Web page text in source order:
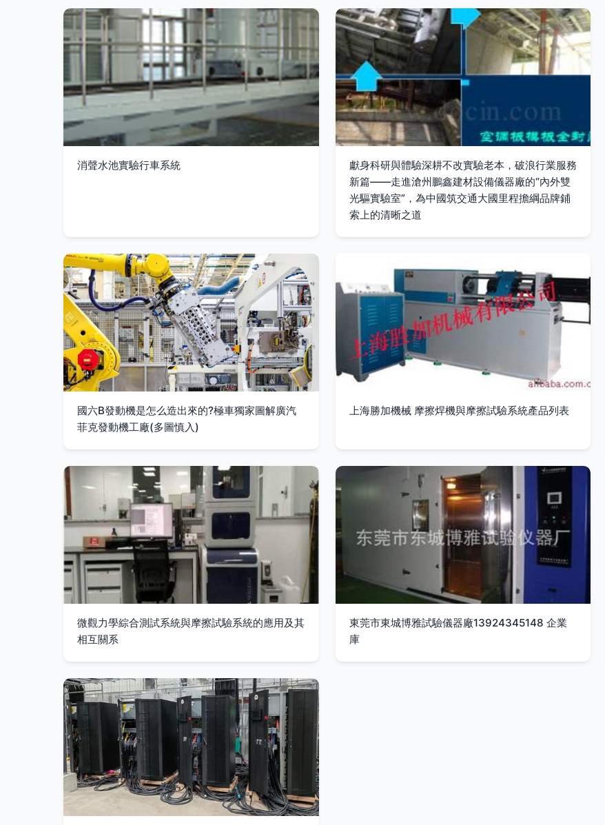
消聲水池實驗行車系統
獻身科研與體驗深耕不改實驗老本，破浪行業服務
新篇——走進滄州鵬鑫建材設備儀器廠的“內外雙
光驅實驗室”，為中國筑交通大國里程擔綱品牌鋪
索上的清晰之道
國六B發動機是怎么造出來的?極車獨家圖解廣汽
菲克發動機工廠(多圖慎入)
上海勝加機械 摩擦焊機與摩擦試驗系統產品列表
微觀力學綜合測試系統與摩擦試驗系統的應用及其
相互關系
東莞市東城博雅試驗儀器廠13924345148 企業
庫